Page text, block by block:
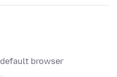
default browser